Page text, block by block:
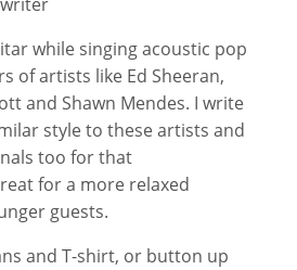
and T-shirt, or button up
but no playback this
vocals.